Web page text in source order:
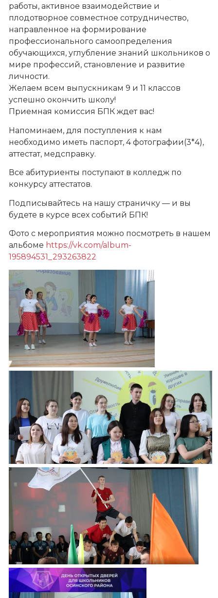
работы, активное взаимодействие и
плодотворное совместное сотрудничество,
направленное на формирование
профессионального самоопределения
обучающихся, углубление знаний школьников о
мире профессий, становление и развитие
личности.
Желаем всем выпускникам 9 и 11 классов
успешно окончить школу!
Приемная комиссия БПК ждет вас!
Напоминаем, для поступления к нам
необходимо иметь паспорт, 4 фотографии(3*4),
аттестат, медсправку.
Все абитуриенты поступают в колледж по
конкурсу аттестатов.
Подписывайтесь на нашу страничку — и вы
будете в курсе всех событий БПК!
Фото с мероприятия можно посмотреть в нашем
альбоме https://vk.com/album-
195894531_293263822